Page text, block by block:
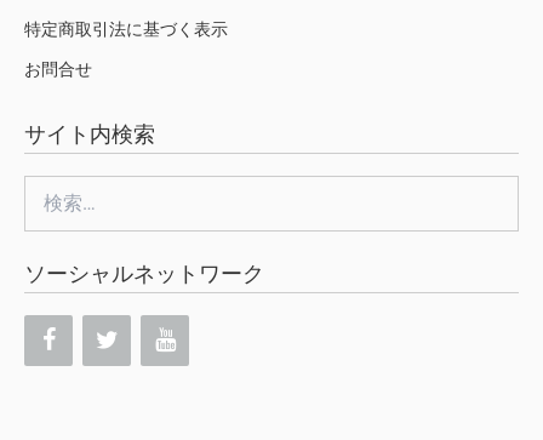
特定商取引法に基づく表示
お問合せ
サイト内検索
索:
ソーシャルネットワーク